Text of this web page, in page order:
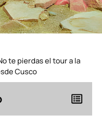
te pierdas el tour a la
Cusco